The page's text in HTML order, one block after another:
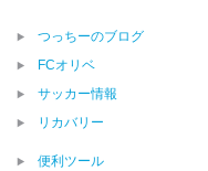
つっちーのブログ
FCオリベ
サッカー情報
リカバリー
便利ツール